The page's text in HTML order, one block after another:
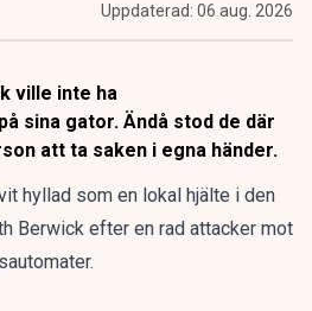
Uppdaterad: 06 aug. 2026
ville inte ha
sina gator. Ändå stod de där
att ta saken i egna händer.
hyllad som en lokal hjälte i den
Berwick efter en rad attacker mot